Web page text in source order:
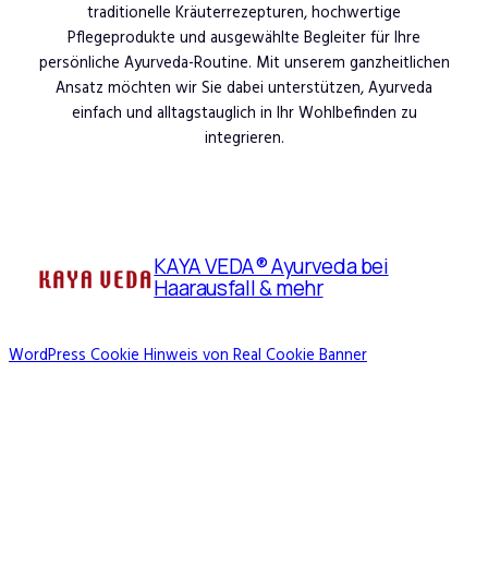
traditionelle Kräuterrezepturen, hochwertige
Pflegeprodukte und ausgewählte Begleiter für Ihre
persönliche Ayurveda-Routine. Mit unserem ganzheitlichen
Ansatz möchten wir Sie dabei unterstützen, Ayurveda
einfach und alltagstauglich in Ihr Wohlbefinden zu
integrieren.
KAYA VEDA® Ayurveda bei
Haarausfall & mehr
WordPress Cookie Hinweis von Real Cookie Banner